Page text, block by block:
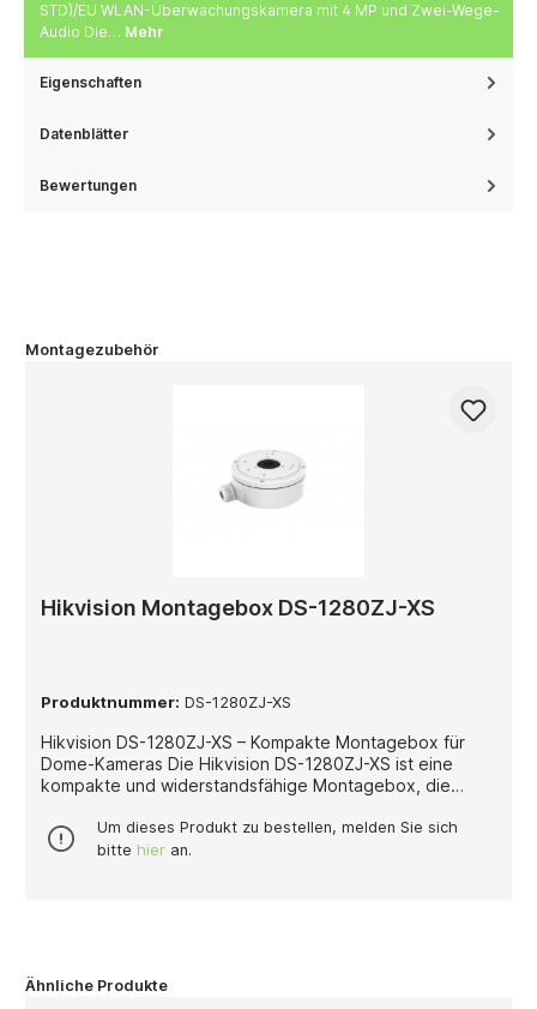
STD)/EU WLAN-Überwachungskamera mit 4 MP und Zwei-Wege-
Audio Die… Mehr
Eigenschaften
Datenblätter
Bewertungen
Montagezubehör
Hikvision Montagebox DS-1280ZJ-XS
Produktnummer: DS-1280ZJ-XS
Hikvision DS-1280ZJ-XS – Kompakte Montagebox für
Dome-Kameras Die Hikvision DS-1280ZJ-XS ist eine
kompakte und widerstandsfähige Montagebox, die
Kameras entwickelt wurde. Sie ermöglicht eine stabile
Befestigung und bietet eine geschützte Kabelführung,
eignet sie sich optimal für den Einsatz im Innen- und
Um dieses Produkt zu bestellen, melden Sie sich
bitte hier an.
Ähnliche Produkte